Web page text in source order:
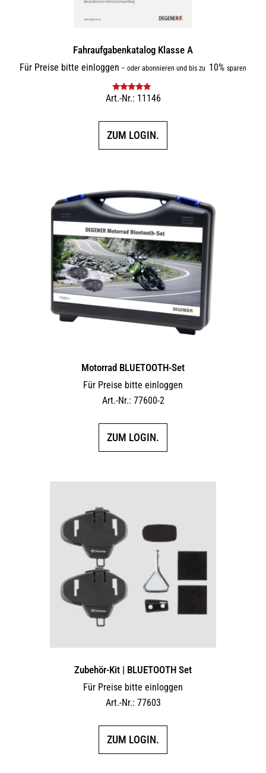
Fahraufgabenkatalog Klasse A
Für Preise bitte einloggen – oder abonnieren und bis zu 10% sparen
Bewertet mit
Art.-Nr.: 11146
ZUM LOGIN.
Motorrad BLUETOOTH-Set
Für Preise bitte einloggen
Art.-Nr.: 77600-2
ZUM LOGIN.
Zubehör-Kit | BLUETOOTH Set
Für Preise bitte einloggen
Art.-Nr.: 77603
ZUM LOGIN.